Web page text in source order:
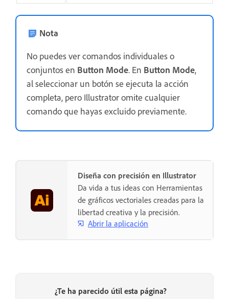
Nota
No puedes ver comandos individuales o
conjuntos en Button Mode. En Button Mode,
al seleccionar un botón se ejecuta la acción
completa, pero Illustrator omite cualquier
comando que hayas excluido previamente.
Diseña con precisión en Illustrator
Da vida a tus ideas con Herramientas
de gráficos vectoriales creadas para la
libertad creativa y la precisión.
Abrir la aplicación
¿Te ha parecido útil esta página?